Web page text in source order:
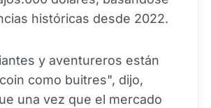
históricas desde 2022.
y aventureros están
como buitres", dijo,
una vez que el mercado